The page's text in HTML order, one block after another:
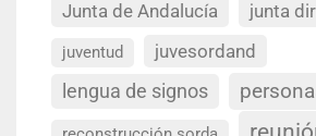
Junta de Andalucía junta
juventud juvesordand
lengua de signos